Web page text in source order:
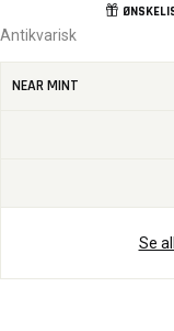
Antikvarisk
NEAR MINT
Se